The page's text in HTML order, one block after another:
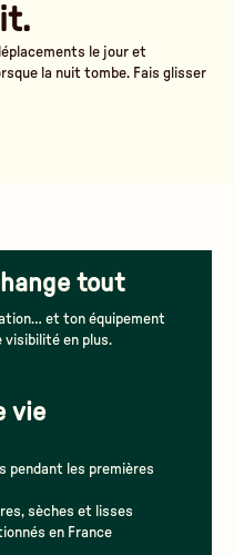
le jour et
la nuit tombe. Fais glisser
tout
et ton équipement
visibilité en plus.
vie
pendant les premières
sèches et lisses
en France